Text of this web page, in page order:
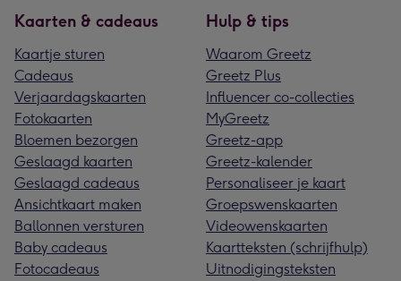
Kaarten & cadeaus
Kaartje sturen
Cadeaus
Verjaardagskaarten
Fotokaarten
Bloemen bezorgen
Geslaagd kaarten
Geslaagd cadeaus
Ansichtkaart maken
Ballonnen versturen
Baby cadeaus
Fotocadeaus
Hulp & tips
Waarom Greetz
Greetz Plus
Influencer co-collecties
MyGreetz
Greetz-app
Greetz-kalender
Personaliseer je kaart
Groepswenskaarten
Videowenskaarten
Kaartteksten (schrijfhulp)
Uitnodigingsteksten